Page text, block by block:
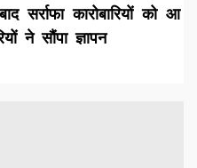
सर्राफा कारोबारियों को आ
ने सौंपा ज्ञापन